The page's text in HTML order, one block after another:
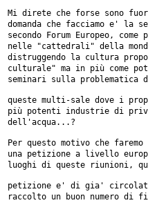
Mi direte che forse sono
domanda che facciamo e' la
secondo Forum Europeo, come
nelle "cattedrali" della
distruggendo la cultura
culturale" ma in più come
seminari sulla problematica
queste multi-sale dove i
più potenti industrie di
dell'acqua...?
Per questo motivo che
una petizione a livello
luoghi di queste riunioni,
petizione e' di gia'
raccolto un buon numero di